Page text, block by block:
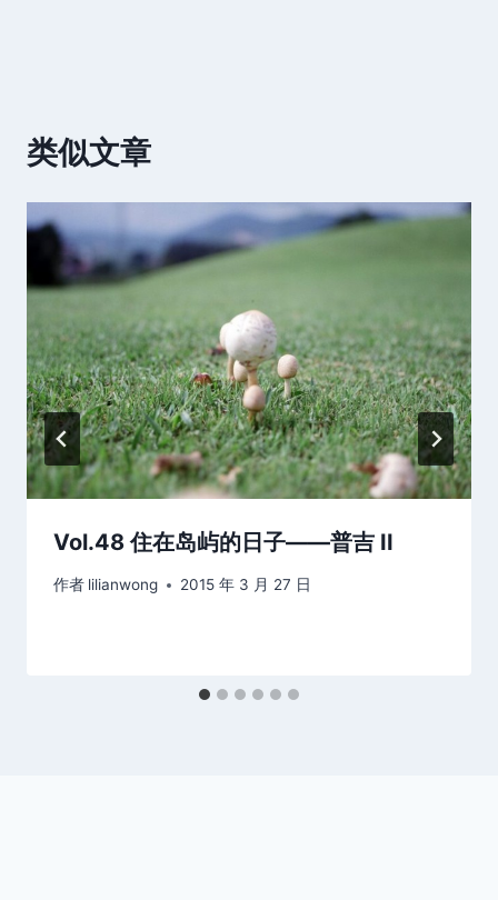
类似文章
Vol.48 住在岛屿的日子——普吉 II
作者 lilianwong 2015 年 3 月 27 日